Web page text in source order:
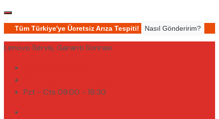
Tüm Türkiye'ye Ücretsiz Arıza Tespiti! Nasıl Gönderirim?
Lenovo Servis, Garanti Sonrası
Pzt - Cts 09.00 - 19.30